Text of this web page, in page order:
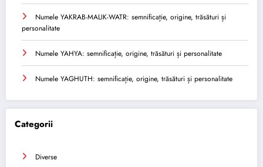
Numele YAKRAB-MALIK-WATR: semnificație, origine, trăsături și
personalitate
Numele YAHYA: semnificație, origine, trăsături și personalitate
Numele YAGHUTH: semnificație, origine, trăsături și personalitate
Categorii
Diverse